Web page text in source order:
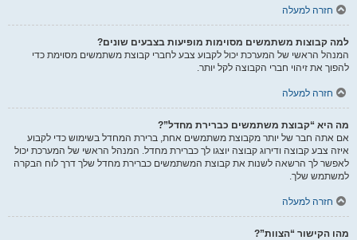
חזרה למעלה
למה קבוצות משתמשים מסוימות מופיעות בצבעים שונים?
המנהל הראשי של המערכת יכול לקבוע צבע לחברי קבוצת משתמשים מסוימת כדי
להפוך את זיהוי חברי הקבוצה לקל יותר.
חזרה למעלה
מה היא “קבוצת משתמשים כברירת מחדל”?
אם אתה חבר של יותר מקבוצת משתמשים אחת, ברירת המחדל בשימוש כדי לקבוע
איזה צבע קבוצה ודירוג קבוצה יוצגו לך כברירת מחדל. המנהל הראשי של המערכת יכול
לאפשר לך הרשאה לשנות את קבוצת המשתמשים כברירת מחדל שלך דרך לוח הבקרה
למשתמש שלך.
חזרה למעלה
מהו הקישור “הצוות”?